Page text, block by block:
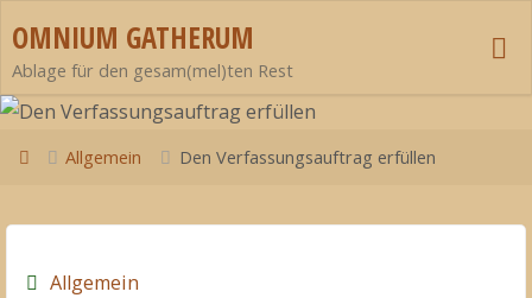
Inhalt
springen
OMNIUM GATHERUM
Ablage für den gesam(mel)ten Rest
StartAllgemein Den Verfassungsauftrag erfüllen
Allgemein